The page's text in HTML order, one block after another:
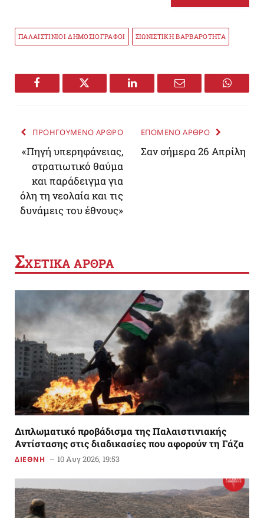
ΠΑΛΑΙΣΤΙΝΙΟΙ ΔΗΜΟΣΙΟΓΡΑΦΟΙ ΣΙΩΝΙΣΤΙΚΗ ΒΑΡΒΑΡΟΤΗΤΑ
Facebook Twitter LinkedIn Email
ΠΡΟΗΓΟΥΜΕΝΟ ΑΡΘΡΟ
«Πηγή υπερηφάνειας,
στρατιωτικό θαύμα
και παράδειγμα για
όλη τη νεολαία και τις
δυνάμεις του έθνους»
ΕΠΟΜΕΝΟ ΑΡΘΡΟ
Σαν σήμερα 26 Απρίλη
ΣΧΕΤΙΚΑ ΑΡΘΡΑ
Διπλωματικό προβάδισμα της Παλαιστινιακής
Αντίστασης στις διαδικασίες που αφορούν τη Γάζα
ΔΙΕΘΝΗ 10 Αυγ 2026, 19:53